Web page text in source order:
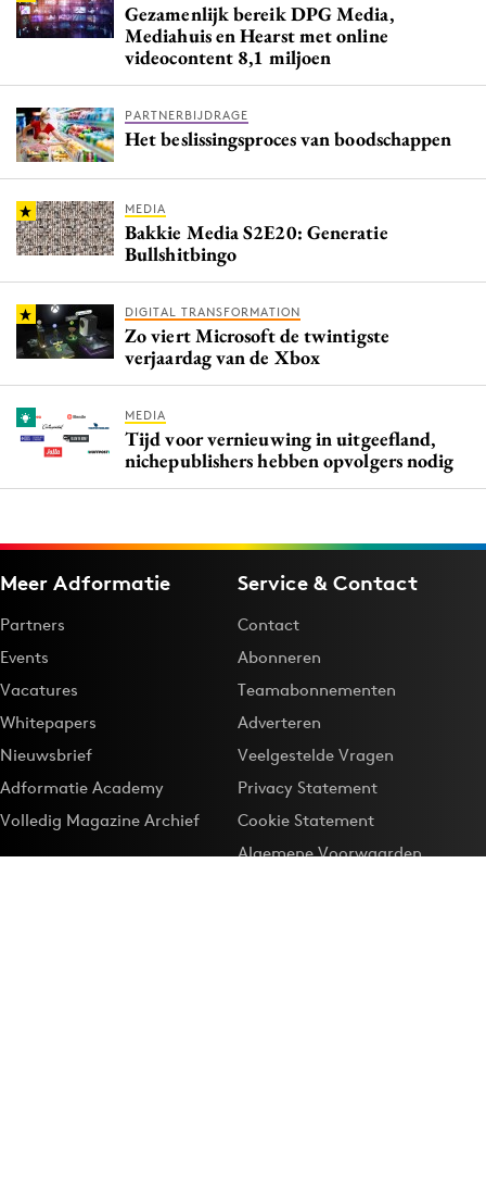
Gezamenlijk bereik DPG Media,
Mediahuis en Hearst met online
videocontent 8,1 miljoen
PARTNERBIJDRAGE
Het beslissingsproces van boodschappen
MEDIA
Bakkie Media S2E20: Generatie
Bullshitbingo
DIGITAL TRANSFORMATION
Zo viert Microsoft de twintigste
verjaardag van de Xbox
MEDIA
Tijd voor vernieuwing in uitgeefland,
nichepublishers hebben opvolgers nodig
Meer Adformatie
Partners
Events
Vacatures
Whitepapers
Nieuwsbrief
Adformatie Academy
Volledig Magazine Archief
Service & Contact
Contact
Abonneren
Teamabonnementen
Adverteren
Veelgestelde Vragen
Privacy Statement
Cookie Statement
Algemene Voorwaarden